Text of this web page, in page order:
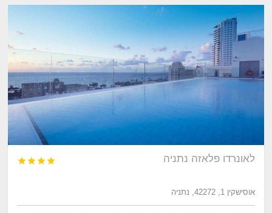
לאונרדו פלאזה נתניה 



אוסישקין 1, 42272, נתניה